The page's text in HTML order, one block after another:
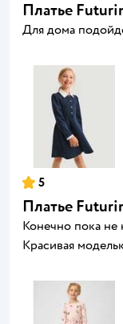
Платье
Для дома
5
Платье
Конечно пока не
Красивая